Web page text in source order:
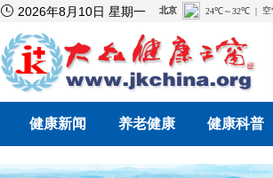
 2026年8月10日 星期一
健康新闻 养老健康 健康科普